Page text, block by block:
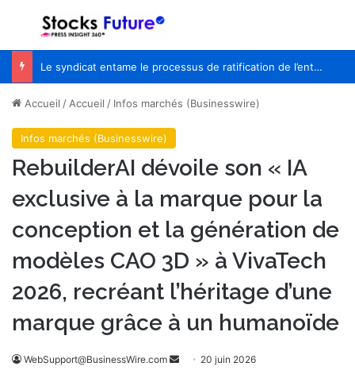
Menu
Le syndicat entame le processus de ratification de l’entente de principe avec WestJet
Accueil /Accueil / Infos marchés (Businesswire)
Infos marchés (Businesswire)
RebuilderAI dévoile son « IA
exclusive à la marque pour la
conception et la génération de
modèles CAO 3D » à VivaTech
2026, recréant l’héritage d’une
marque grâce à un humanoïde
WebSupport@BusinessWire.com 20 juin 2026